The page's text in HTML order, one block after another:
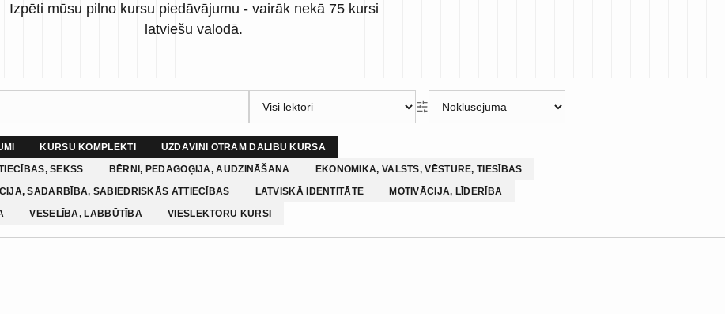
Izpēti mūsu pilno kursu piedāvājumu - vairāk nekā 75 kursi
latviešu valodā.
KURSU KOMPLEKTI
UZDĀVINI OTRAM DALĪBU KURSĀ
SEKSS BĒRNI, PEDAGOĢIJA, AUDZINĀŠANA
EKONOMIKA, VALSTS, VĒSTURE, TIESĪBAS
SADARBĪBA, SABIEDRISKĀS ATTIECĪBAS LATVISKĀ IDENTITĀTE
MOTIVĀCIJA, LĪDERĪBA
VESELĪBA, LABBŪTĪBA VIESLEKTORU KURSI